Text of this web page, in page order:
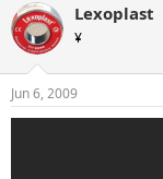
Lexoplast
¥
Jun 6, 2009